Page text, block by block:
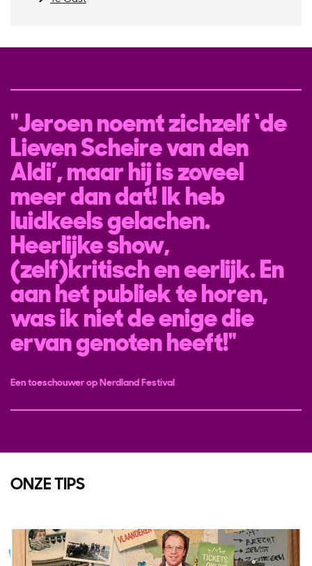
Jeroen noemt zichzelf ‘de
Lieven Scheire van den
Aldi’, maar hij is zoveel
meer dan dat! Ik heb
luidkeels gelachen.
Heerlijke show,
(zelf)kritisch en eerlijk. En
aan het publiek te horen,
was ik niet de enige die
ervan genoten heeft!
Een toeschouwer op Nerdland Festival
ONZE TIPS